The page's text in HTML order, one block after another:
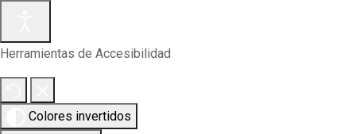
Herramientas de Accesibilidad
Colores invertidos